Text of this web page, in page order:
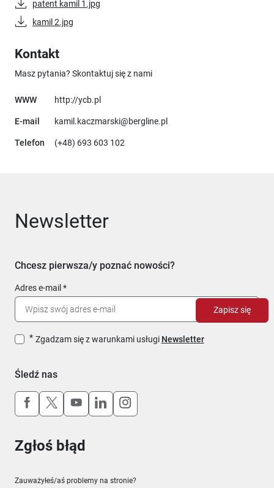
patent kamil 1.jpg
kamil 2.jpg
Kontakt
Masz pytania? Skontaktuj się z nami
WWW http://ycb.plUwaga, link otworzy się w nowym oknie
E-mail kamil.kaczmarski@bergline.pl
Telefon (+48) 693 603 102
Newsletter
Chcesz pierwsza/y poznać nowości?
Adres e-mail
Zgadzam się z warunkami usługi Newsletter
Zapisz się
Śledź nas
Uwaga, link otworzy się w nowym oknie
Uwaga, link otworzy się w nowym oknie
Uwaga, link otworzy się w nowym
Uwaga, link otworzy się w
Uwaga, link otworzy się w
Zgłoś błąd
Zauważyłeś/aś problemy na stronie?